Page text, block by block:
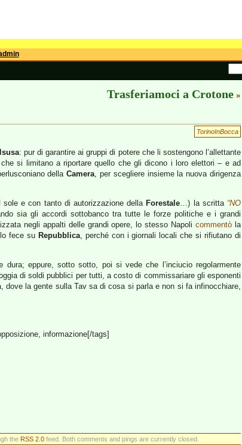
Trasferiamoci a Crotone »
TorinoInBocca
: pur di garantire ai gruppi di potere che li sostengono l’allettante
si limitano a riportare quello che gli dicono i loro elettori – e ad
dellaCamera, per scegliere insieme la nuova dirigenza
e con tanto di autorizzazione della Forestale…) la scritta “NO
sia gli accordi sottobanco tra tutte le forze politiche e i grandi
negli appalti delle grandi opere, lo stesso Napolicommentò la
fece su Repubblica, perché con i giornali locali che si rifiutano di
dura; eppure, sotto sotto, poi si vede che l’inciucio regolarmente
di soldi pubblici per tutti, a costo di commissariare gli esponenti
dove la gente sulla Tav sa di cosa si parla e non si fa infinocchiare,
informazione[/tags]
the RSS 2.0feed. Both comments and pings are currently closed.